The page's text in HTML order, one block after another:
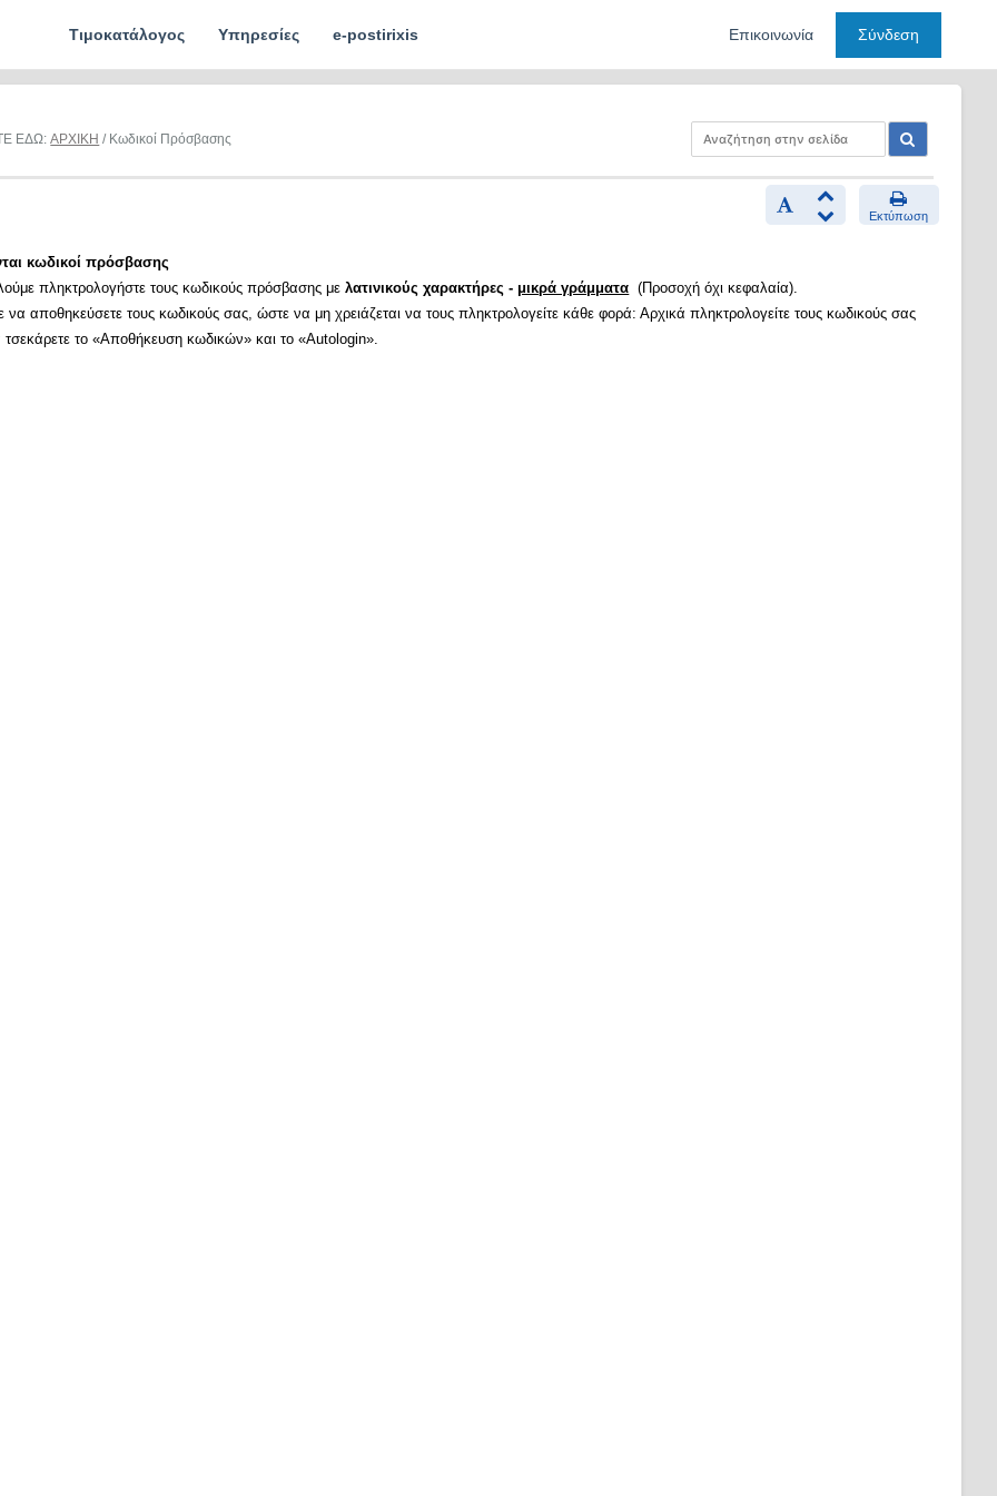
Τιμοκατάλογος Υπηρεσίες e-postirixis Επικοινωνία Σύνδεση
ΕΔΩ:ΑΡΧΙΚΗ / Κωδικοί Πρόσβασης
Εκτύπωση
κωδικοί πρόσβασης
πληκτρολογήστε τους κωδικούς πρόσβασης μελατινικούς χαρακτήρες - μικρά γράμματα (Προσοχή όχι κεφαλαία).
να αποθηκεύσετε τους κωδικούς σας, ώστε να μη χρειάζεται να τους πληκτρολογείτε κάθε φορά: Αρχικά πληκτρολογείτε τους κωδικούς σας
τσεκάρετε το «Αποθήκευση κωδικών» και το «Autologin».